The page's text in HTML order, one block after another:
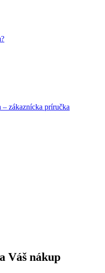
zákaznícka príručka
Váš nákup